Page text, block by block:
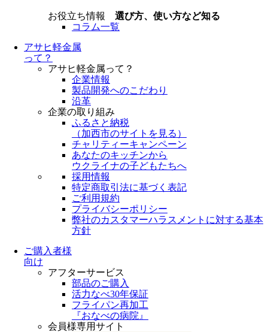
お役立ち情報 選び方、使い方など知る
コラム一覧
アサヒ軽金属
って？
アサヒ軽金属って？
企業情報
製品開発へのこだわり
沿革
企業の取り組み
ふるさと納税
（加西市のサイトを見る ）
チャリティーキャンペーン
あなたのキッチンから
ウクライナの子どもたちへ
採用情報
特定商取引法に基づく表記
ご利用規約
プライバシーポリシー
弊社のカスタマーハラスメントに対する基本
方針
ご購入者様
向け
アフターサービス
部品のご購入
活力なべ30年保証
フライパン再加工
『おなべの病院』
会員様専用サイト